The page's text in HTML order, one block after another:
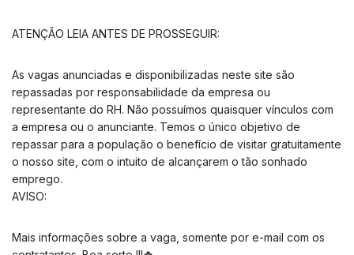
ATENÇÃO LEIA ANTES DE PROSSEGUIR:
As vagas anunciadas e disponibilizadas neste site são
repassadas por responsabilidade da empresa ou
representante do RH. Não possuímos quaisquer vínculos com
a empresa ou o anunciante. Temos o único objetivo de
repassar para a população o benefício de visitar gratuitamente
o nosso site, com o intuito de alcançarem o tão sonhado
emprego.
AVISO:
Mais informações sobre a vaga, somente por e-mail com os